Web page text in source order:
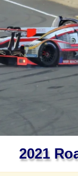
2021